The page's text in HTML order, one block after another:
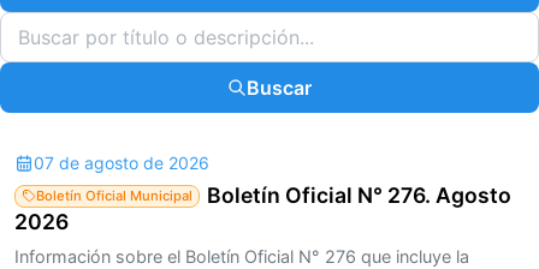
Buscar
07 de agosto de 2026
Boletín Oficial Municipal
Boletín Oficial N° 276. Agosto
2026
Información sobre el Boletín Oficial N° 276 que incluye la